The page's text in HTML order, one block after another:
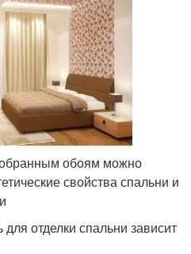
обоям можно
свойства спальни и
отделки спальни зависит